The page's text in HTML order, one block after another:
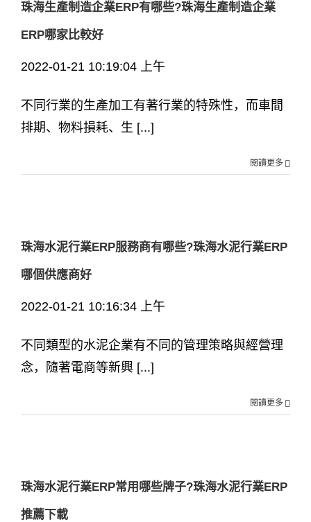
珠海生產制造企業ERP有哪些?珠海生產制造企業
ERP哪家比較好
2022-01-21 10:19:04 上午
不同行業的生產加工有著行業的特殊性，而車間
排期、物料損耗、生 [...]
閱讀更多
珠海水泥行業ERP服務商有哪些?珠海水泥行業ERP
哪個供應商好
2022-01-21 10:16:34 上午
不同類型的水泥企業有不同的管理策略與經營理
念，隨著電商等新興 [...]
閱讀更多
珠海水泥行業ERP常用哪些牌子?珠海水泥行業ERP
推薦下載